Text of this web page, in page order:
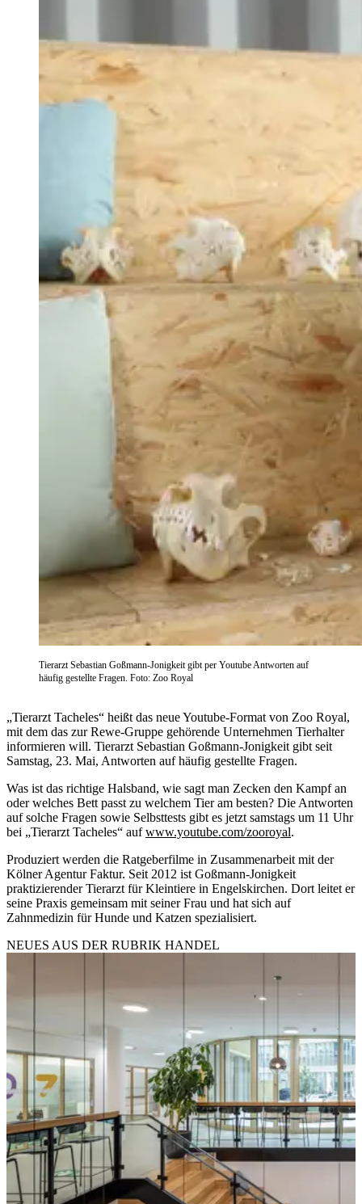
Tierarzt Sebastian Goßmann-Jonigkeit gibt per Youtube Antworten auf
häufig gestellte Fragen. Foto: Zoo Royal
„Tierarzt Tacheles“ heißt das neue Youtube-Format von Zoo Royal,
mit dem das zur Rewe-Gruppe gehörende Unternehmen Tierhalter
informieren will. Tierarzt Sebastian Goßmann-Jonigkeit gibt seit
Samstag, 23. Mai, Antworten auf häufig gestellte Fragen.
Was ist das richtige Halsband, wie sagt man Zecken den Kampf an
oder welches Bett passt zu welchem Tier am besten? Die Antworten
auf solche Fragen sowie Selbsttests gibt es jetzt samstags um 11 Uhr
bei „Tierarzt Tacheles“ aufwww.youtube.com/zooroyal.
Produziert werden die Ratgeberfilme in Zusammenarbeit mit der
Kölner Agentur Faktur. Seit 2012 ist Goßmann-Jonigkeit
praktizierender Tierarzt für Kleintiere in Engelskirchen. Dort leitet er
seine Praxis gemeinsam mit seiner Frau und hat sich auf
Zahnmedizin für Hunde und Katzen spezialisiert.
NEUES AUS DER RUBRIK HANDEL